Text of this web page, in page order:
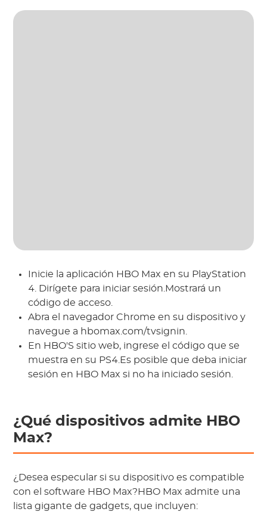
Inicie la aplicación HBO Max en su PlayStation
4. Dirígete para iniciar sesión.Mostrará un
código de acceso.
Abra el navegador Chrome en su dispositivo y
navegue a hbomax.com/tvsignin.
En HBO'S sitio web, ingrese el código que se
muestra en su PS4.Es posible que deba iniciar
sesión en HBO Max si no ha iniciado sesión.
¿Qué dispositivos admite HBO
Max?
¿Desea especular si su dispositivo es compatible
con el software HBO Max?HBO Max admite una
lista gigante de gadgets, que incluyen: